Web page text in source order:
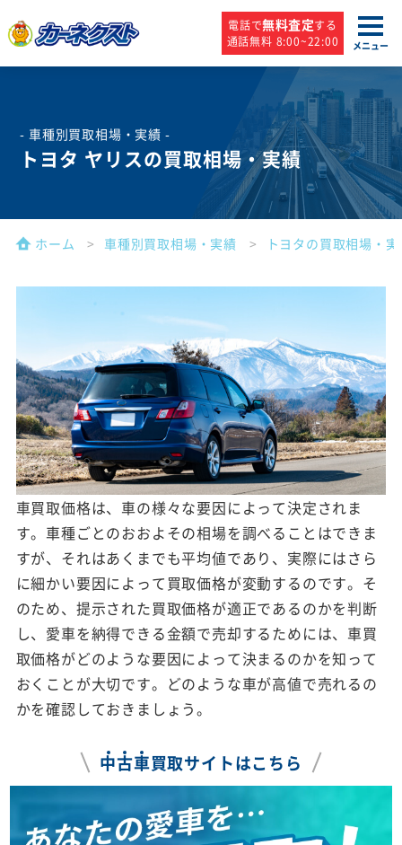
電話で無料査定する
通話無料 8:00~22:00
メニュー
- 車種別買取相場・実績 -
トヨタ ヤリスの買取相場・実績
ホーム 車種別買取相場・実績 トヨタの買取相場・
車買取価格は、車の様々な要因によって決定されま
す。車種ごとのおおよその相場を調べることはできま
すが、それはあくまでも平均値であり、実際にはさら
に細かい要因によって買取価格が変動するのです。そ
のため、提示された買取価格が適正であるのかを判断
し、愛車を納得できる金額で売却するためには、車買
取価格がどのような要因によって決まるのかを知って
おくことが大切です。どのような車が高値で売れるの
かを確認しておきましょう。
中古車買取サイトはこちら